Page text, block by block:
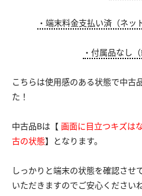
・端末料金支払い済（ネッ
・付属品なし（
こちらは使用感のある状態で中古
た！
中古品Bは【 画面に目立つキズは
古の状態】となります。
しっかりと端末の状態を確認させ
いただきますのでご安心ください